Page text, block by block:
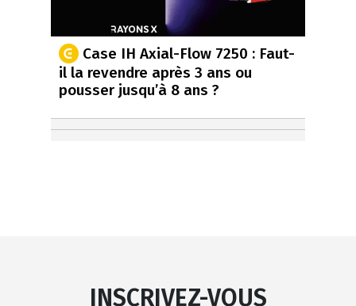
Case IH Axial-Flow 7250 : Faut-
il la revendre après 3 ans ou
pousser jusqu’à 8 ans ?
INSCRIVEZ-VOUS